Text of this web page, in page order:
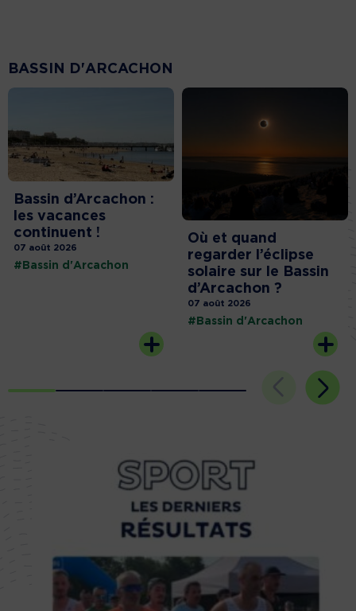
BASSIN D'ARCACHON
Bassin d’Arcachon :
les vacances
continuent !
07 août 2026
#Bassin d'Arcachon
Où et quand
regarder l’éclipse
solaire sur le Bassin
d’Arcachon ?
07 août 2026
#Bassin d'Arcachon